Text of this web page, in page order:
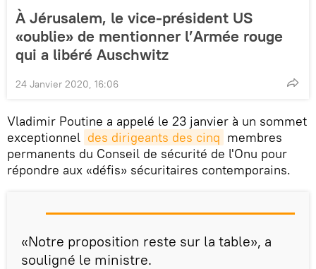
À Jérusalem, le vice-président US
«oublie» de mentionner l’Armée rouge
qui a libéré Auschwitz
24 Janvier 2020, 16:06
Vladimir Poutine a appelé le 23 janvier à un sommet
exceptionnel des dirigeants des cinq membres
permanents du Conseil de sécurité de l'Onu pour
répondre aux «défis» sécuritaires contemporains.
«Notre proposition reste sur la table», a
souligné le ministre.